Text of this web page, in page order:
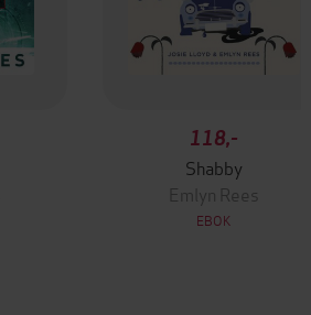
118,-
Shabby
Emlyn Rees
EBOK